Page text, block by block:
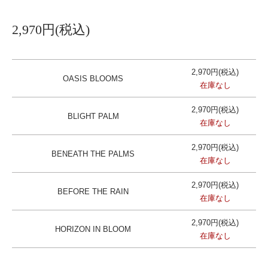
2,970円(税込)
OASIS BLOOMS
2,970円(税込)
在庫なし
BLIGHT PALM
2,970円(税込)
在庫なし
BENEATH THE PALMS
2,970円(税込)
在庫なし
BEFORE THE RAIN
2,970円(税込)
在庫なし
HORIZON IN BLOOM
2,970円(税込)
在庫なし